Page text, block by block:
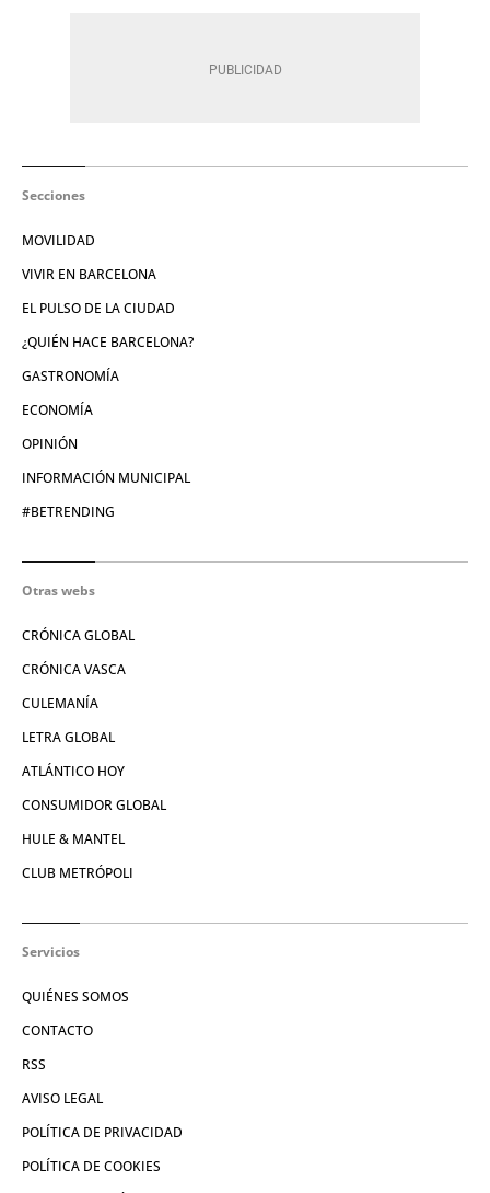
Secciones
MOVILIDAD
VIVIR EN BARCELONA
EL PULSO DE LA CIUDAD
¿QUIÉN HACE BARCELONA?
GASTRONOMÍA
ECONOMÍA
OPINIÓN
INFORMACIÓN MUNICIPAL
#BETRENDING
Otras webs
CRÓNICA GLOBAL
CRÓNICA VASCA
CULEMANÍA
LETRA GLOBAL
ATLÁNTICO HOY
CONSUMIDOR GLOBAL
HULE & MANTEL
CLUB METRÓPOLI
Servicios
QUIÉNES SOMOS
CONTACTO
RSS
AVISO LEGAL
POLÍTICA DE PRIVACIDAD
POLÍTICA DE COOKIES